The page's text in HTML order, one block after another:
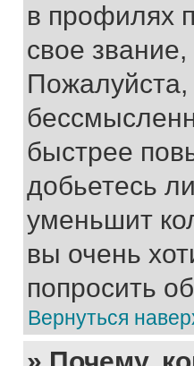
в профилях
свое
Пожалуйста,
быстрее
добьетесь
уменьшит
вы очень
попросить
Вернуться